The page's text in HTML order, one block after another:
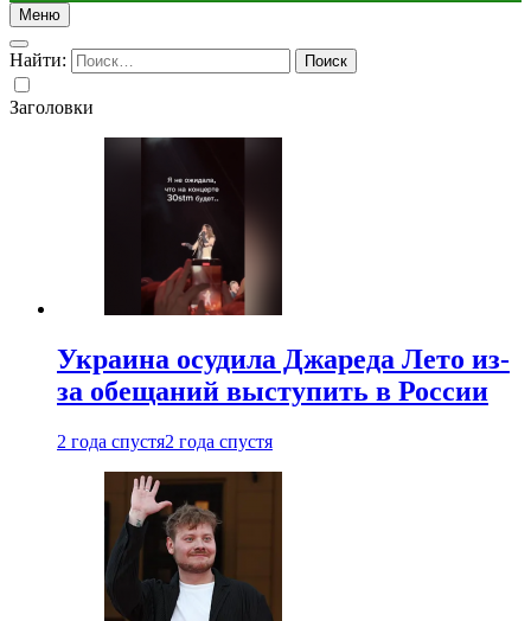
Меню
Найти:
Заголовки
Украина осудила Джареда Лето из-
за обещаний выступить в России
2 года спустя2 года спустя